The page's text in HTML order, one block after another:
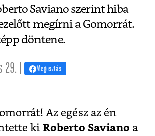
Saviano szerint hiba
megírni a Gomorrát.
döntene.
| Megosztás
Az egész az én
ki Roberto Saviano a